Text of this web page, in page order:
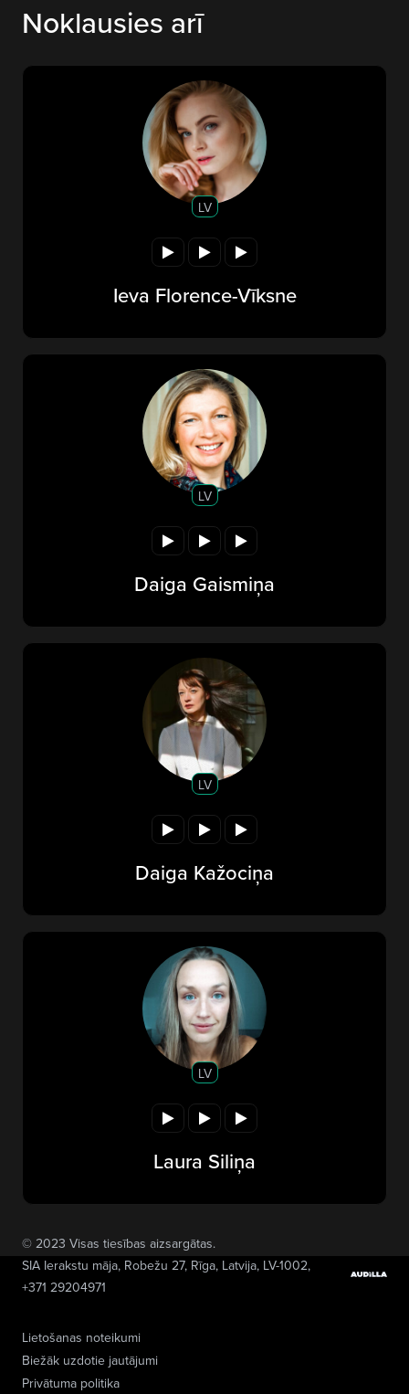
Noklausies arī
LV
Ieva Florence-Vīksne
LV
Daiga Gaismiņa
LV
Daiga Kažociņa
LV
Laura Siliņa
Lietošanas noteikumi
Biežāk uzdotie jautājumi
Privātuma politika
© 2023 Visas tiesības aizsargātas.
SIA Ierakstu māja, Robežu 27, Rīga, Latvija, LV-1002,
+371 29204971